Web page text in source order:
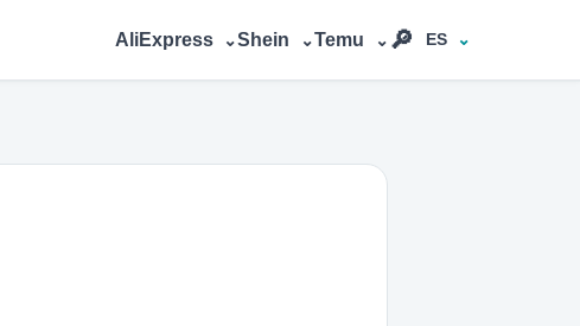
AliExpress ⌄Shein ⌄Temu ⌄ 🔎︎ ES